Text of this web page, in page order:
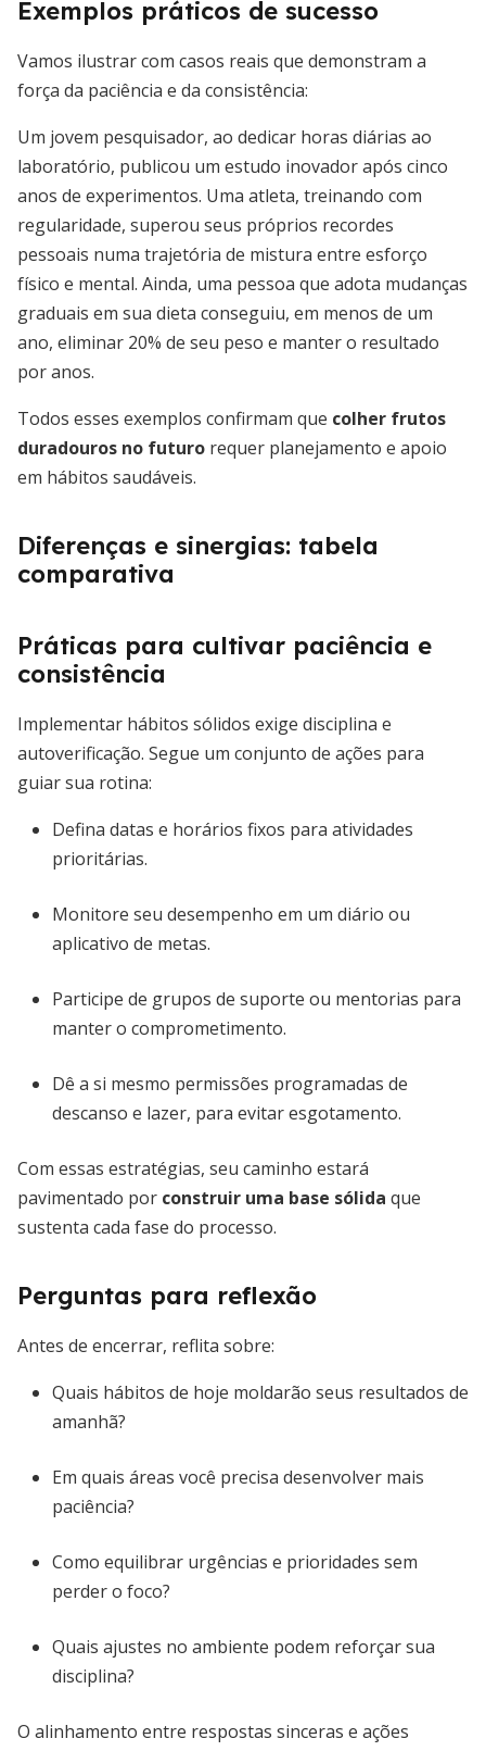
Exemplos práticos de sucesso
Vamos ilustrar com casos reais que demonstram a
força da paciência e da consistência:
Um jovem pesquisador, ao dedicar horas diárias ao
laboratório, publicou um estudo inovador após cinco
anos de experimentos. Uma atleta, treinando com
regularidade, superou seus próprios recordes
pessoais numa trajetória de mistura entre esforço
físico e mental. Ainda, uma pessoa que adota mudanças
graduais em sua dieta conseguiu, em menos de um
ano, eliminar 20% de seu peso e manter o resultado
por anos.
Todos esses exemplos confirmam que colher frutos
duradouros no futuro requer planejamento e apoio
em hábitos saudáveis.
Diferenças e sinergias: tabela
comparativa
Práticas para cultivar paciência e
consistência
Implementar hábitos sólidos exige disciplina e
autoverificação. Segue um conjunto de ações para
guiar sua rotina:
Defina datas e horários fixos para atividades
prioritárias.
Monitore seu desempenho em um diário ou
aplicativo de metas.
Participe de grupos de suporte ou mentorias para
manter o comprometimento.
Dê a si mesmo permissões programadas de
descanso e lazer, para evitar esgotamento.
Com essas estratégias, seu caminho estará
pavimentado por construir uma base sólida que
sustenta cada fase do processo.
Perguntas para reflexão
Antes de encerrar, reflita sobre:
Quais hábitos de hoje moldarão seus resultados de
amanhã?
Em quais áreas você precisa desenvolver mais
paciência?
Como equilibrar urgências e prioridades sem
perder o foco?
Quais ajustes no ambiente podem reforçar sua
disciplina?
O alinhamento entre respostas sinceras e ações